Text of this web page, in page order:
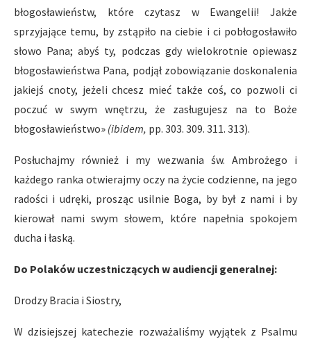
błogosławieństw, które czytasz w Ewangelii! Jakże
sprzyjające temu, by zstąpiło na ciebie i ci pobłogosławiło
słowo Pana; abyś ty, podczas gdy wielokrotnie opiewasz
błogosławieństwa Pana, podjął zobowiązanie doskonalenia
jakiejś cnoty, jeżeli chcesz mieć także coś, co pozwoli ci
poczuć w swym wnętrzu, że zasługujesz na to Boże
błogosławieństwo» (ibidem, pp. 303. 309. 311. 313).
Posłuchajmy również i my wezwania św. Ambrożego i
każdego ranka otwierajmy oczy na życie codzienne, na jego
radości i udręki, prosząc usilnie Boga, by był z nami i by
kierował nami swym słowem, które napełnia spokojem
ducha i łaską.
Do Polaków uczestniczących w audiencji generalnej:
Drodzy Bracia i Siostry,
W dzisiejszej katechezie rozważaliśmy wyjątek z Psalmu